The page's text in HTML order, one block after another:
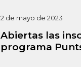
2 de mayo de 2023
Abiertas las
programa